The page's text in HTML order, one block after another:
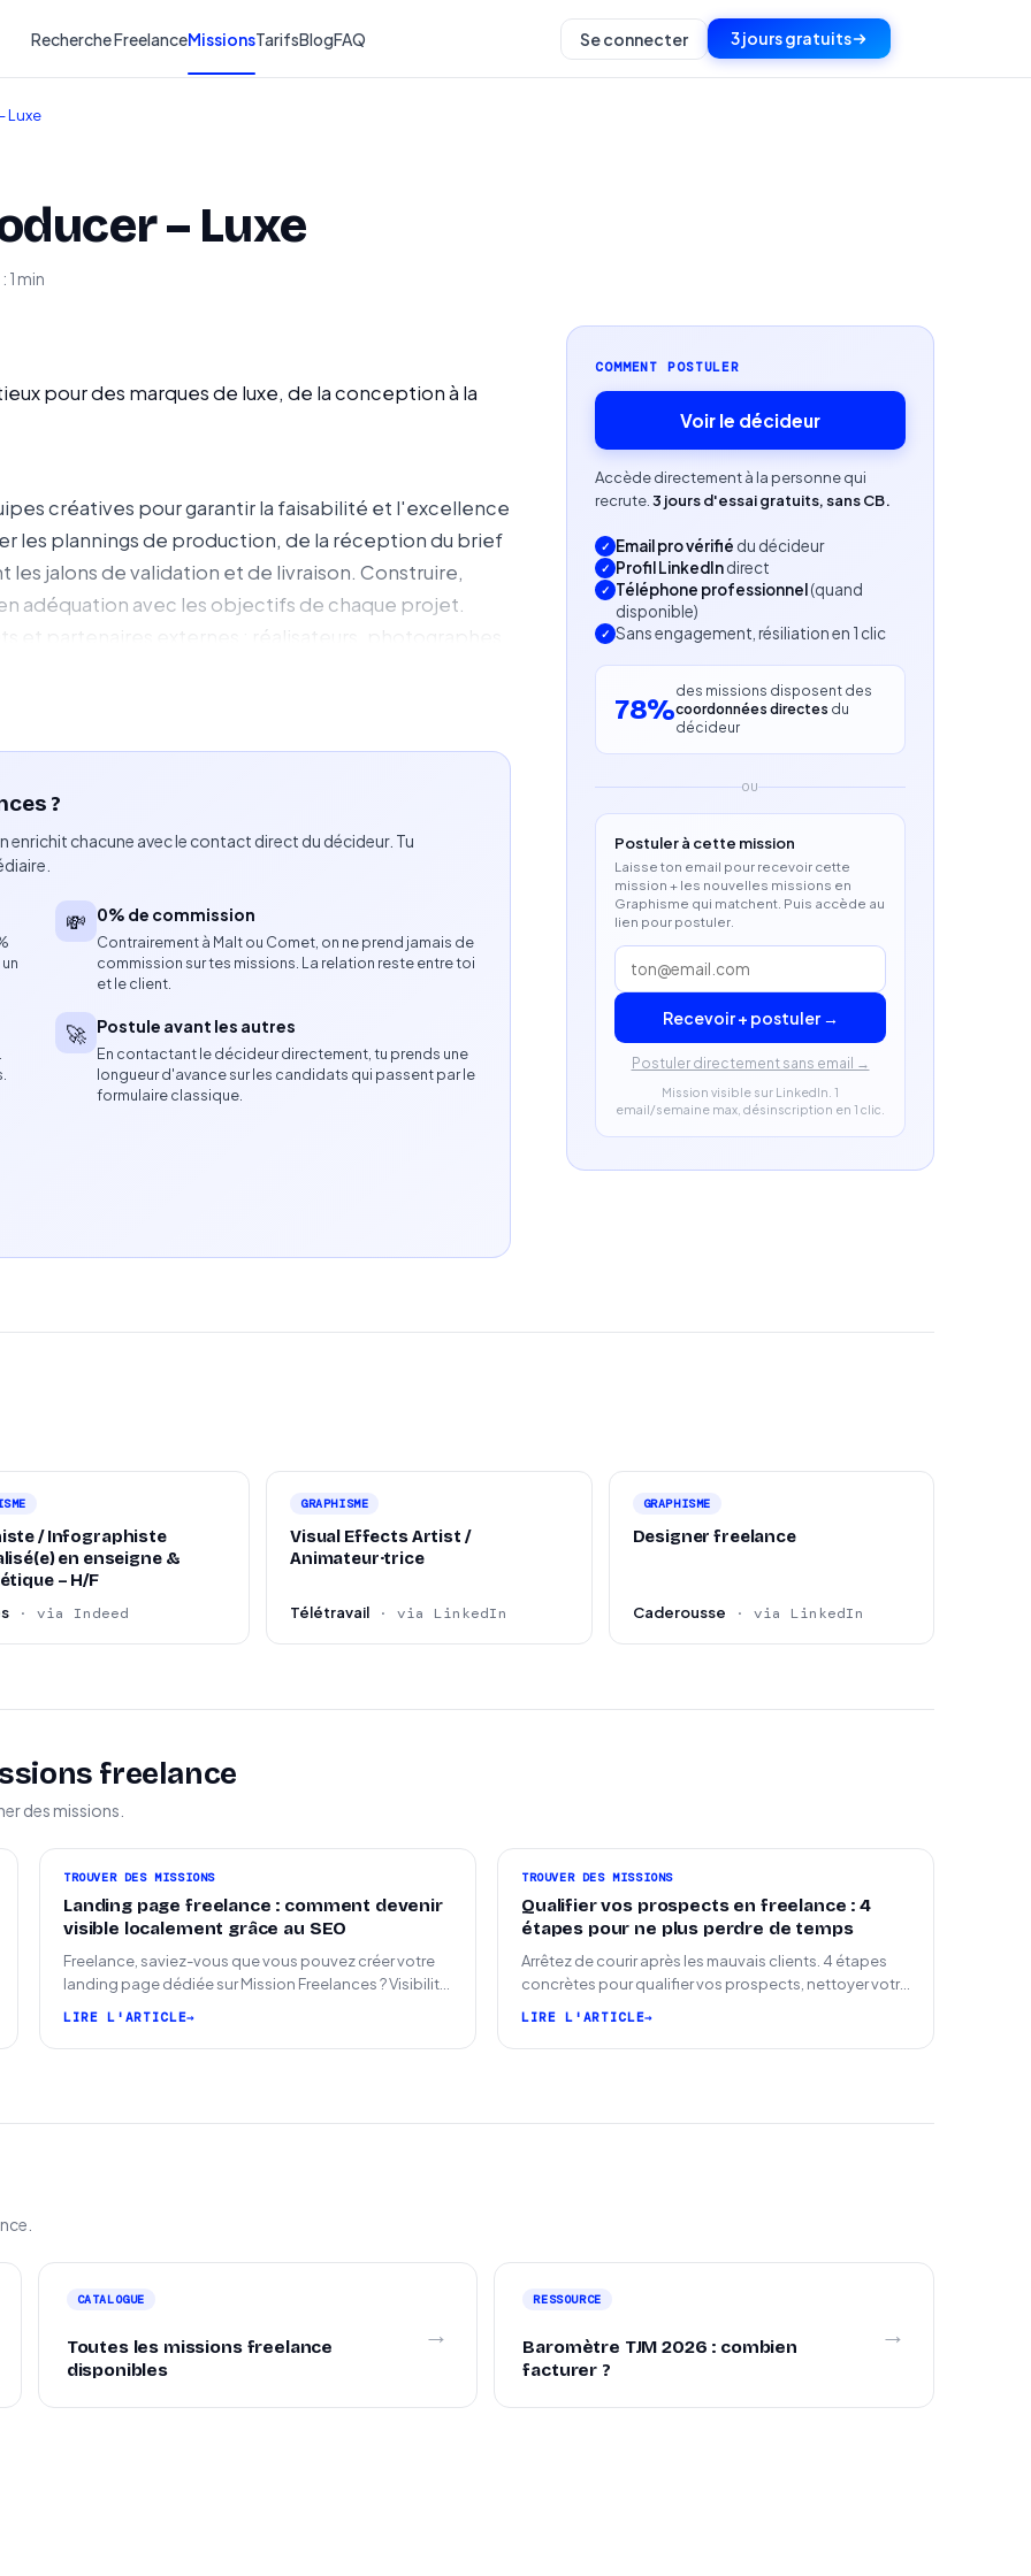
Recherche FreelanceMissionsTarifsBlogFAQ Se connecter 3 jours gratuits
Luxe
– Luxe
1 min
pour des marques de luxe, de la conception à la
créatives pour garantir la faisabilité et l'excellence
les plannings de production, de la réception du brief
jalons de validation et de livraison. Construire,
adéquation avec les objectifs de chaque projet.
et partenaires externes : réalisateurs, photographes,
Gérer les aspects opérationnels, logistiques,
Anticiper les risques, proposer des solutions
créatives. Forte expertise dans la production de
de beauté, d'horlogerie ou de joaillerie. Sensibilité
compréhension des enjeux de marque. Capacité
et autonomie. Maîtrise professionnelle de
des environnements créatifs exigeants et à
À l'aise avec la gestion de projets complexes dans
par cas selon les projets. Rémunération selon profil et
?
enrichit chacune avec le contact direct du décideur. Tu
💸 0% de commission
Contrairement à Malt ou Comet, on ne prend jamais de
commission sur tes missions. La relation reste entre toi
et le client.
🚀 Postule avant les autres
En contactant le décideur directement, tu prends une
longueur d'avance sur les candidats qui passent par le
formulaire classique.
COMMENT POSTULER
Voir le décideur
Accède directement à la personne qui
recrute. 3 jours d'essai gratuits, sans CB.
Email pro vérifié du décideur
Profil LinkedIndirect
Téléphone professionnel(quand
disponible)
Sans engagement, résiliation en 1 clic
78%
des missions disposent des
coordonnées directes du
décideur
OU
Postuler à cette mission
Laisse ton email pour recevoir cette
mission + les nouvelles missions en
Graphisme qui matchent. Puis accède au
lien pour postuler.
Recevoir + postuler →
Postuler directement sans email →
Mission visible sur LinkedIn. 1
email/semaine max, désinscription en 1 clic.
/ Infographiste
en enseigne &
– H/F
· via Indeed
GRAPHISME
Visual Effects Artist /
Animateur·trice
Télétravail · via LinkedIn
GRAPHISME
Designer freelance
Caderousse · via LinkedIn
freelance
des missions.
TROUVER DES MISSIONS
Landing page freelance : comment devenir
visible localement grâce au SEO
Freelance, saviez-vous que vous pouvez créer votre
landing page dédiée sur Mission Freelances ? Visibilité
LIRE L'ARTICLE
TROUVER DES MISSIONS
Qualifier vos prospects en freelance : 4
étapes pour ne plus perdre de temps
Arrêtez de courir après les mauvais clients. 4 étapes
concrètes pour qualifier vos prospects, nettoyer votre
LIRE L'ARTICLE
CATALOGUE
Toutes les missions freelance
disponibles
→
RESSOURCE
Baromètre TJM 2026 : combien
facturer ?
→